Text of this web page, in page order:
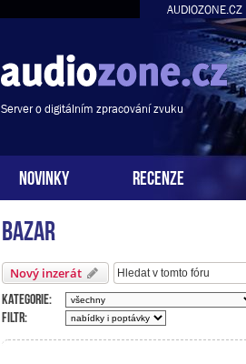
AUDIOZONE.CZ
Server o digitálním zpracování zvuku
NOVINKY RECENZE
Bazar
Nový inzerát
Kategorie:
Filtr: